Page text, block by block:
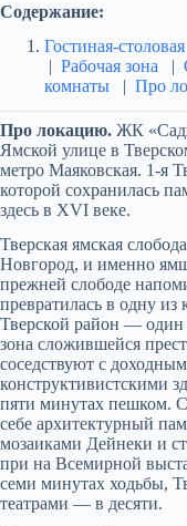
Содержание:
Гостиная-столовая
| Рабочая зона |
комнаты | Про
Про локацию. ЖК
Ямской улице в
метро Маяковская. 1-я
которой сохранилась
здесь в XVI веке.
Тверская ямская
Новгород, и именно
прежней слободе
превратилась в одну
Тверской район — один
зона сложившейся
соседствуют с
конструктивистскими
пяти минутах пешком.
себе архитектурный
мозаиками Дейнеки и
при на Всемирной
семи минутах ходьбы,
театрами — в десяти.